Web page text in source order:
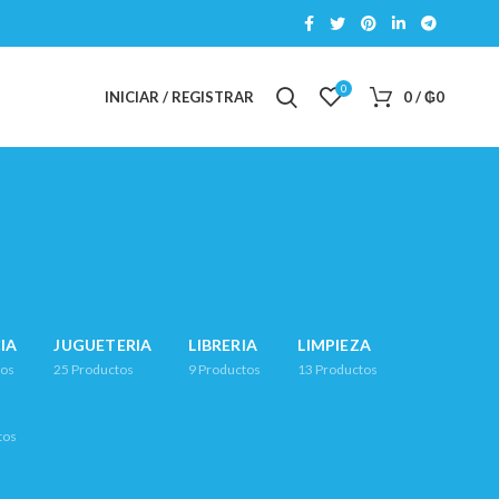
INICIAR / REGISTRAR 0 0/ ₲0
JUGUETERIA
25 Productos
LIBRERIA
9 Productos
LIMPIEZA
13 Productos